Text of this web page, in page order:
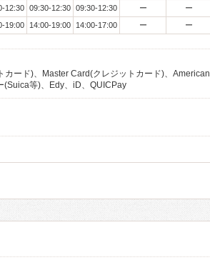
12:30 09:30-12:30 09:30-12:30 ー
ー
19:00 14:00-19:00 14:00-17:00 ー ー
カード)、Master Card(クレジットカード)、American
(Suica等)、Edy、iD、QUICPay